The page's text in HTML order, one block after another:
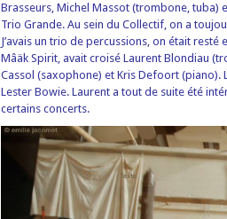
Brasseurs, Michel Massot (trombone, tuba)
Trio Grande. Au sein du Collectif, on a
J’avais un trio de percussions, on était
Mâäk Spirit, avait croisé Laurent Blondiau
Cassol (saxophone) et Kris Defoort (piano).
Lester Bowie. Laurent a tout de suite été
certains concerts.